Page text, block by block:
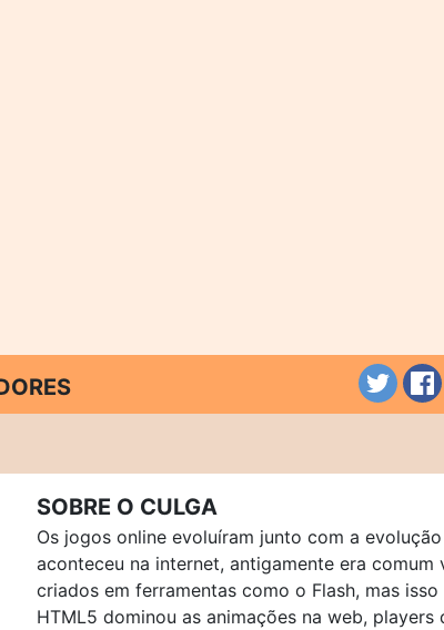
SOBRE O CULGA
Os jogos online evoluíram junto com a
aconteceu na internet, antigamente era comum
criados em ferramentas como o Flash, mas isso
HTML5 dominou as animações na web, players